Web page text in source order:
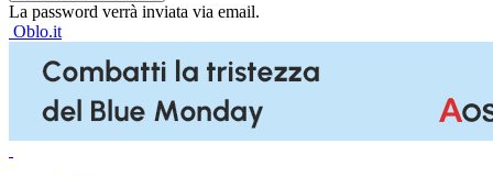
La password verrà inviata via email.
Oblo.it